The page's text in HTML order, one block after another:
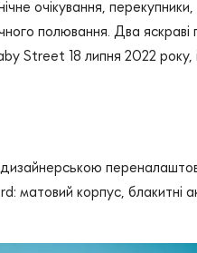
очікування, перекупники,
полювання. Два яскраві
Street 18 липня 2022 року,
корпус, блакитні